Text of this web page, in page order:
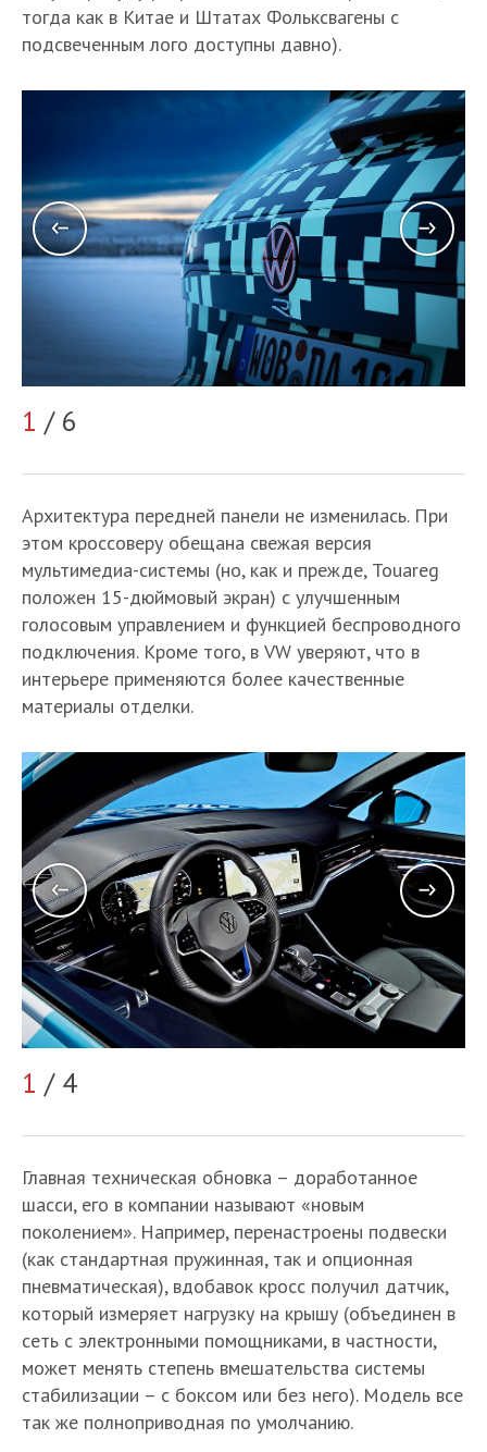
тогда как в Китае и Штатах Фольксвагены с
подсвеченным лого доступны давно).
1 / 6
Архитектура передней панели не изменилась. При
этом кроссоверу обещана свежая версия
мультимедиа-системы (но, как и прежде, Touareg
положен 15-дюймовый экран) с улучшенным
голосовым управлением и функцией беспроводного
подключения. Кроме того, в VW уверяют, что в
интерьере применяются более качественные
материалы отделки.
1 / 4
Главная техническая обновка – доработанное
шасси, его в компании называют «новым
поколением». Например, перенастроены подвески
(как стандартная пружинная, так и опционная
пневматическая), вдобавок кросс получил датчик,
который измеряет нагрузку на крышу (объединен в
сеть с электронными помощниками, в частности,
может менять степень вмешательства системы
стабилизации – с боксом или без него). Модель все
так же полноприводная по умолчанию.